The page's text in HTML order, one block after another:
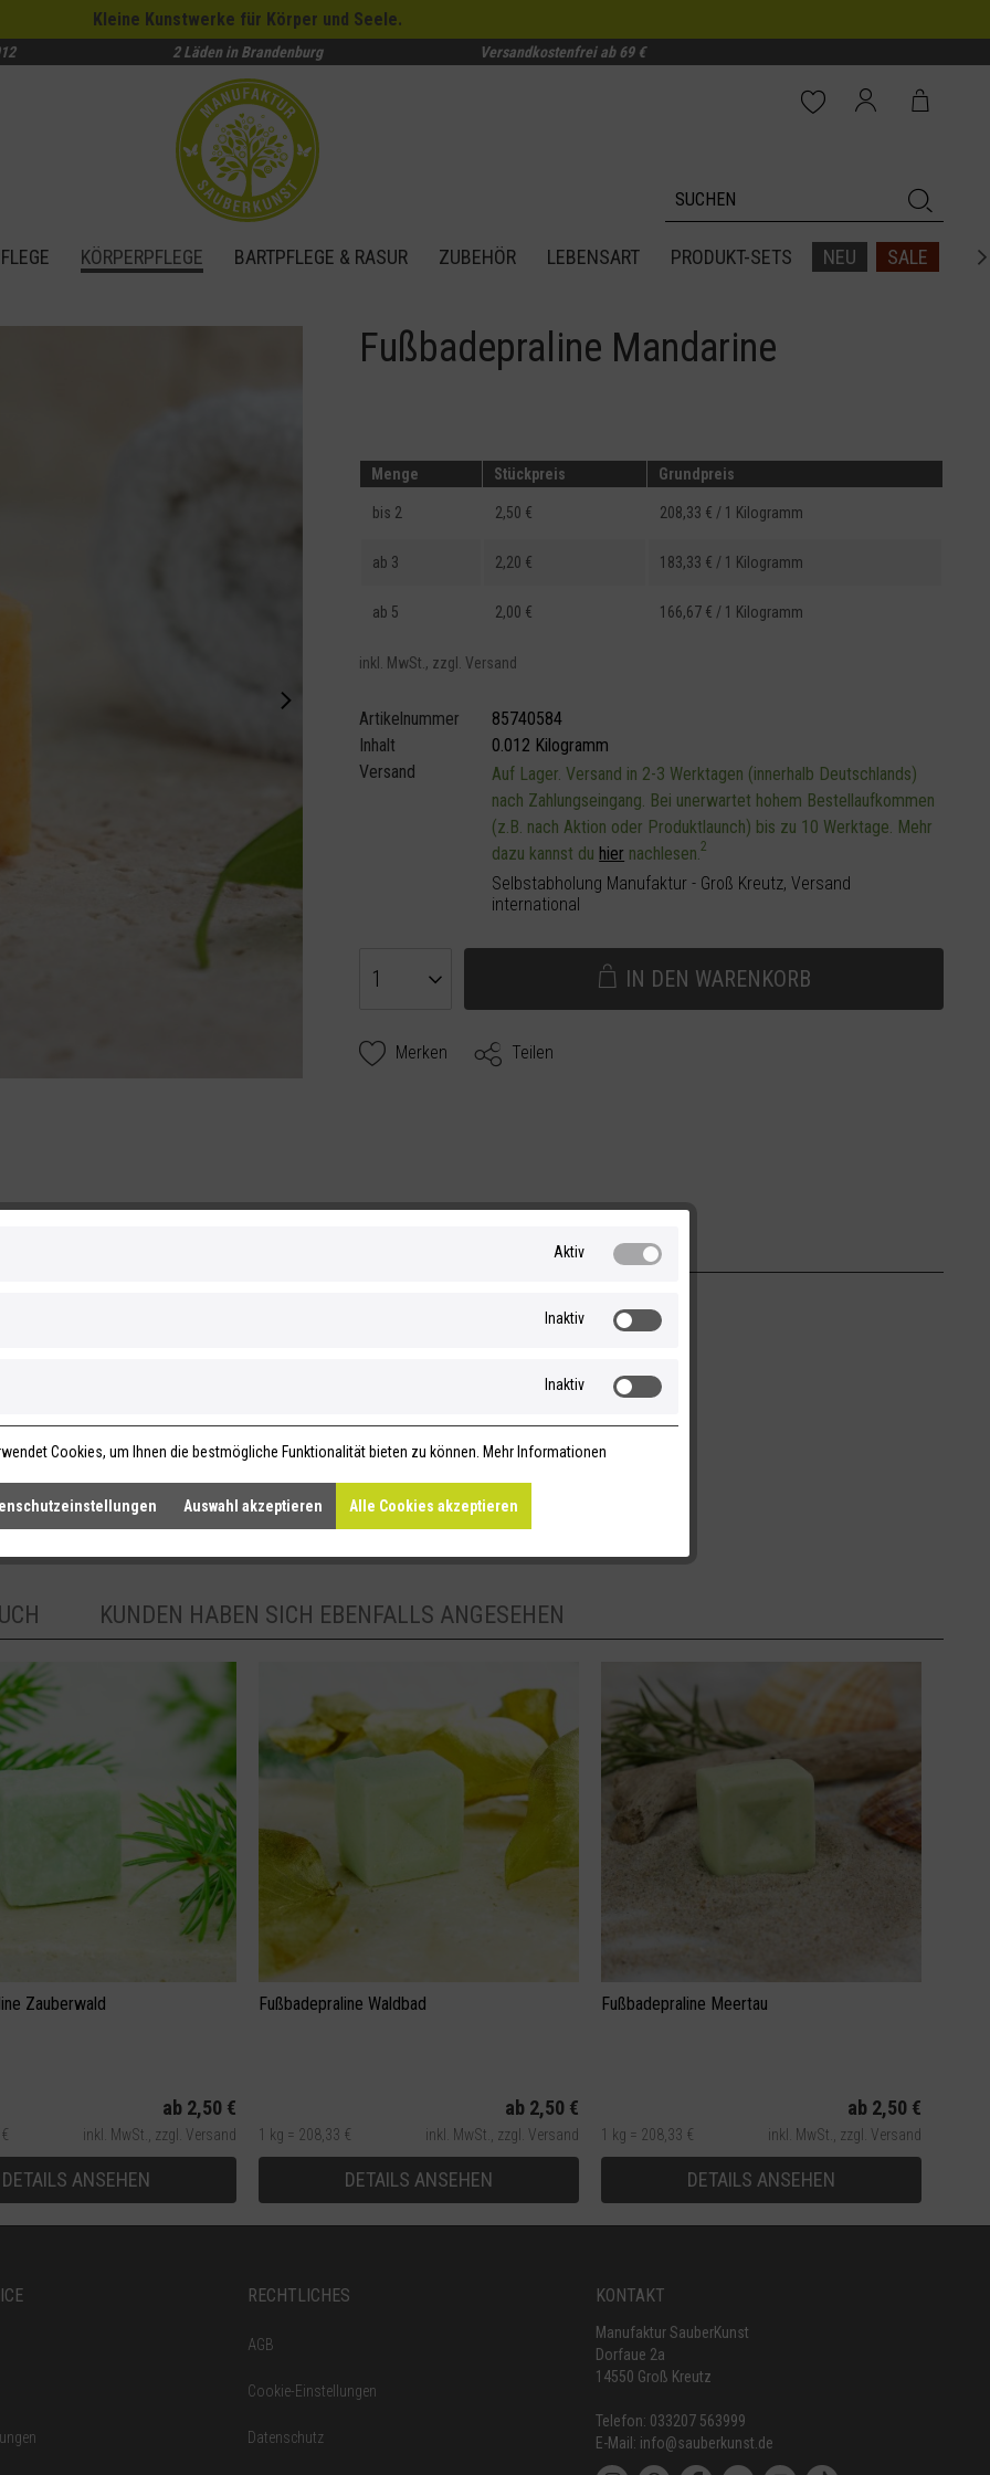
Kleine Kunstwerke für Körper und Seele.
2 Läden in Brandenburg
Versandkostenfrei ab 69 €
KÖRPERPFLEGE BARTPFLEGE & RASUR ZUBEHÖR LEBENSART PRODUKT-SETS NEU SALE 
Fußbadepraline Mandarine
Menge Stückpreis Grundpreis
bis 2 2,50 € 208,33 € / 1 Kilogramm
ab 3 2,20 € 183,33 € / 1 Kilogramm
ab 5 2,00 € 166,67 € / 1 Kilogramm
inkl. MwSt., zzgl. Versand
Artikelnummer
85740584
Inhalt
0.012 Kilogramm
Versand
Auf Lager. Versand in 2-3 Werktagen (innerhalb Deutschlands)
nach Zahlungseingang. Bei unerwartet hohem Bestellaufkommen
(z.B. nach Aktion oder Produktlaunch) bis zu 10 Werktage. Mehr
dazu kannst du hier nachlesen.2
Selbstabholung Manufaktur - Groß Kreutz, Versand
international
IN DEN WARENKORB
Merken Teilen
deiner Füße.
genießen.
KUNDEN HABEN SICH EBENFALLS ANGESEHEN
Zauberwald
ab 2,50 €
inkl. MwSt., zzgl. Versand
DETAILS ANSEHEN
Fußbadepraline Waldbad
ab 2,50 €
1 kg = 208,33 € inkl. MwSt., zzgl. Versand
DETAILS ANSEHEN
Fußbadepraline Meertau
ab 2,50 €
1 kg = 208,33 € inkl. MwSt., zzgl. Versand
DETAILS ANSEHEN
RECHTLICHES
AGB
Cookie-Einstellungen
Datenschutz
KONTAKT
Manufaktur SauberKunst
Dorfaue 2a
14550 Groß Kreutz
Telefon: 033207 563999
E-Mail: info@sauberkunst.de
Aktiv
Inaktiv
Inaktiv
Cookies, um Ihnen die bestmögliche Funktionalität bieten zu können. Mehr Informationen
Auswahl akzeptieren Alle Cookies akzeptieren